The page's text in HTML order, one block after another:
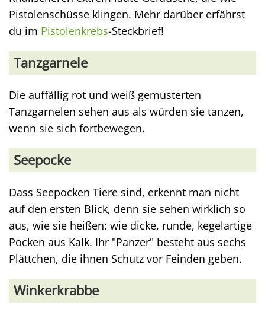
Pistolenschüsse klingen. Mehr darüber erfährst
du im Pistolenkrebs-Steckbrief!
Tanzgarnele
Die auffällig rot und weiß gemusterten
Tanzgarnelen sehen aus als würden sie tanzen,
wenn sie sich fortbewegen.
Seepocke
Dass Seepocken Tiere sind, erkennt man nicht
auf den ersten Blick, denn sie sehen wirklich so
aus, wie sie heißen: wie dicke, runde, kegelartige
Pocken aus Kalk. Ihr "Panzer" besteht aus sechs
Plättchen, die ihnen Schutz vor Feinden geben.
Winkerkrabbe